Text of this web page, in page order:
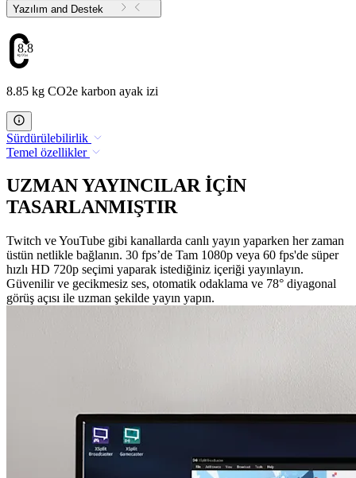
Yazılım and Destek
8.85
8.85 kg CO2e karbon ayak izi
Sürdürülebilirlik
Temel özellikler
UZMAN YAYINCILAR İÇİN
TASARLANMIŞTIR
Twitch ve YouTube gibi kanallarda canlı yayın yaparken her zaman
üstün netlikle bağlanın. 30 fps’de Tam 1080p veya 60 fps'de süper
hızlı HD 720p seçimi yaparak istediğiniz içeriği yayınlayın.
Güvenilir ve gecikmesiz ses, otomatik odaklama ve 78° diyagonal
görüş açısı ile uzman şekilde yayın yapın.